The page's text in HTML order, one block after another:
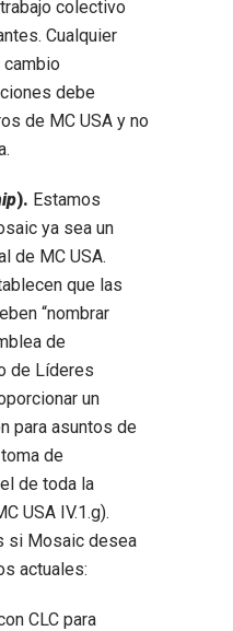
colectivo
Cualquier
cambio
debe
de MC USA y no
). Estamos
ya sea un
de MC USA.
que las
“nombrar
de
de Líderes
un
para asuntos de
de
de toda la
USA IV.1.g).
si Mosaic desea
actuales:
CLC para